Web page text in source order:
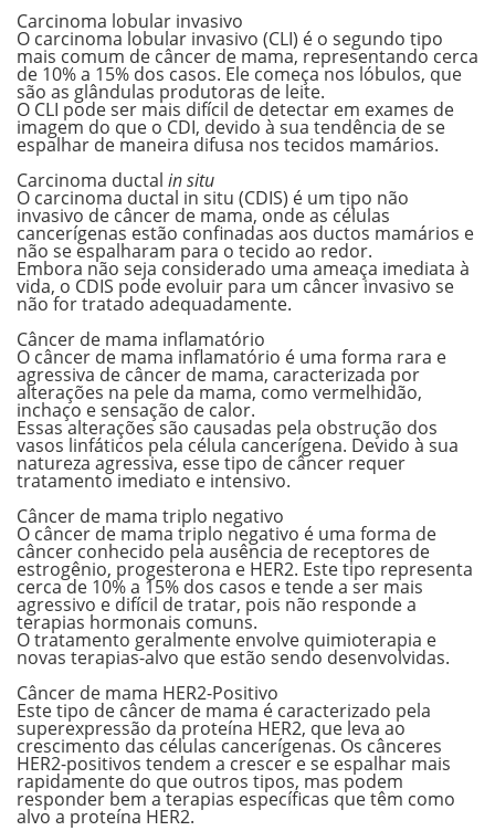
Carcinoma lobular invasivo
O carcinoma lobular invasivo (CLI) é o segundo tipo
mais comum de câncer de mama, representando cerca
de 10% a 15% dos casos. Ele começa nos lóbulos, que
são as glândulas produtoras de leite.
O CLI pode ser mais difícil de detectar em exames de
imagem do que o CDI, devido à sua tendência de se
espalhar de maneira difusa nos tecidos mamários.
Carcinoma ductal in situ
O carcinoma ductal in situ (CDIS) é um tipo não
invasivo de câncer de mama, onde as células
cancerígenas estão confinadas aos ductos mamários e
não se espalharam para o tecido ao redor.
Embora não seja considerado uma ameaça imediata à
vida, o CDIS pode evoluir para um câncer invasivo se
não for tratado adequadamente.
Câncer de mama inflamatório
O câncer de mama inflamatório é uma forma rara e
agressiva de câncer de mama, caracterizada por
alterações na pele da mama, como vermelhidão,
inchaço e sensação de calor.
Essas alterações são causadas pela obstrução dos
vasos linfáticos pela célula cancerígena. Devido à sua
natureza agressiva, esse tipo de câncer requer
tratamento imediato e intensivo.
Câncer de mama triplo negativo
O câncer de mama triplo negativo é uma forma de
câncer conhecido pela ausência de receptores de
estrogênio, progesterona e HER2. Este tipo representa
cerca de 10% a 15% dos casos e tende a ser mais
agressivo e difícil de tratar, pois não responde a
terapias hormonais comuns.
O tratamento geralmente envolve quimioterapia e
novas terapias-alvo que estão sendo desenvolvidas.
Câncer de mama HER2-Positivo
Este tipo de câncer de mama é caracterizado pela
superexpressão da proteína HER2, que leva ao
crescimento das células cancerígenas. Os cânceres
HER2-positivos tendem a crescer e se espalhar mais
rapidamente do que outros tipos, mas podem
responder bem a terapias específicas que têm como
alvo a proteína HER2.